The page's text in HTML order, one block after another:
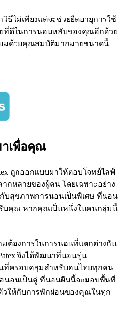
ธีไม่เพียงแต่จะช่วยยืดอายุการใช้
ที่ดีในการนอนหลับของคุณอีกด้วย
มด้วยคุณสมบัติมากมายขนาดนี้
าเพื่อคุณ
ถูกออกแบบมาให้ตอบโจทย์ไลฟ์
กหลายของผู้คน โดยเฉพาะอย่าง
บสุขภาพการนอนเป็นพิเศษ ที่นอน
บคุณ หากคุณเป็นหนึ่งในคนกลุ่มนี้
มต้องการในการนอนที่แตกต่างกัน
จึงได้พัฒนาที่นอนรุ่น
นที่ครอบคลุมสำหรับคนไทยทุกคน
นอนเป็นคู่ ที่นอนผืนนี้จะมอบพื้นที่
วให้กับการพักผ่อนของคุณในทุก